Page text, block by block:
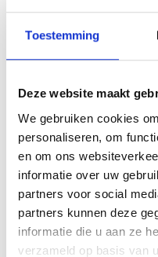
Toestemming
Deze website maakt
We gebruiken cookies
personaliseren, om
en om ons
informatie over uw
partners voor social
partners kunnen deze
informatie die u aan ze
verzameld op basis van
Bram Maters
Lokale Partner
bram@lokaal-
06-10501870